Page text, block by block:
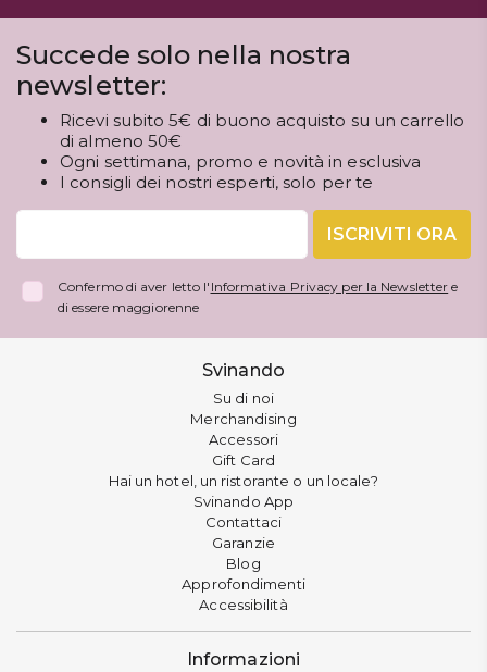
Succede solo nella nostra
newsletter:
Ricevi subito 5€ di buono acquisto su un carrello
di almeno 50€
Ogni settimana, promo e novità in esclusiva
I consigli dei nostri esperti, solo per te
ISCRIVITI ORA
Confermo di aver letto l' Informativa Privacy per la Newsletter e
di essere maggiorenne
Svinando
Su di noi
Merchandising
Accessori
Gift Card
Hai un hotel, un ristorante o un locale?
Svinando App
Contattaci
Garanzie
Blog
Approfondimenti
Accessibilità
Informazioni